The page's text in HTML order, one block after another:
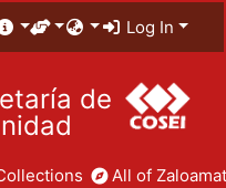
Log In
de
All of